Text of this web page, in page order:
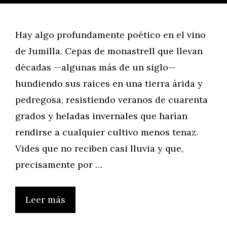
Hay algo profundamente poético en el vino
de Jumilla. Cepas de monastrell que llevan
décadas —algunas más de un siglo—
hundiendo sus raíces en una tierra árida y
pedregosa, resistiendo veranos de cuarenta
grados y heladas invernales que harían
rendirse a cualquier cultivo menos tenaz.
Vides que no reciben casi lluvia y que,
precisamente por …
Leer más